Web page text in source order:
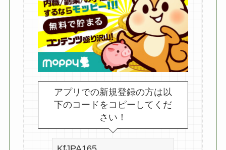
アプリでの新規登録の方は以
下のコードをコピーしてくだ
さい！